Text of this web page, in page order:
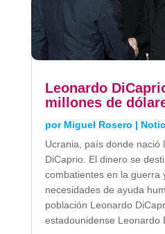
Leonardo
millones de
por Miguel Rosero |
Ucrania, país donde nació
DiCaprio. El dinero se
combatientes en la guerra
necesidades de ayuda
población Leonardo
estadounidense Leonardo